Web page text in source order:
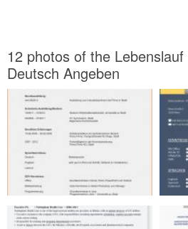
12 photos of the
Deutsch Angeben